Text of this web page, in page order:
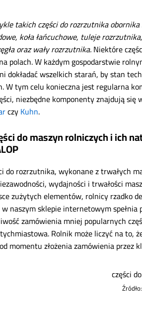
takich części do rozrzutnika
koła łańcuchowe, tuleje
oraz wały rozrzutnika.Niektóre
polach. W każdym gospodarstwie
dokładać wszelkich starań, by stan
W tym celu konieczna jest regularna
niezbędne komponenty znajdują
czyKuhn.
do maszyn rolniczych i ich
do rozrzutnika, wykonane z trwałych
wydajności i trwałości
zużytych elementów, rolnicy rzadko
naszym sklepie internetowym
zamówienia mniej popularnych
Rolnik może liczyć na to,
momentu złożenia zamówienia przez